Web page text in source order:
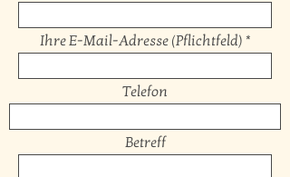
Ihre E-Mail-Adresse (Pflichtfeld)
Telefon
Betreff